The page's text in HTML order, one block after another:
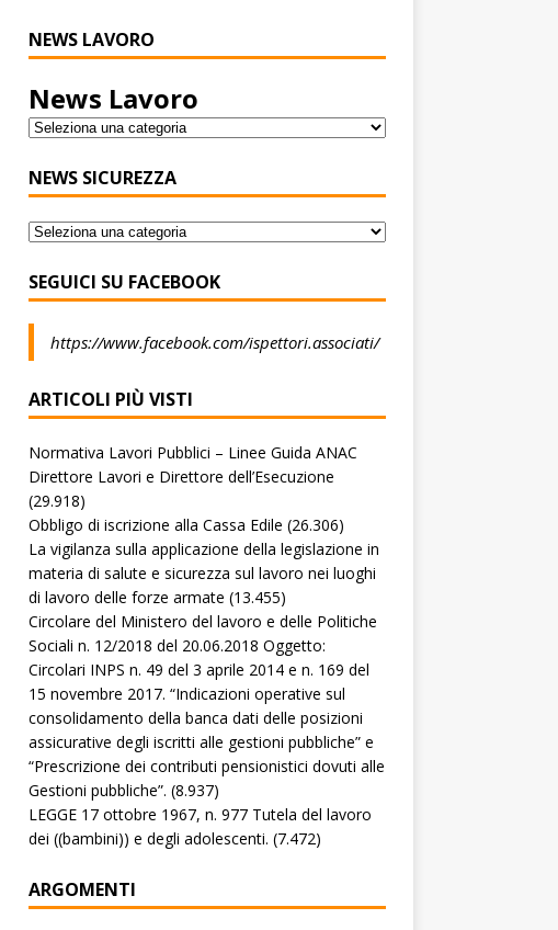
NEWS LAVORO
News Lavoro
NEWS SICUREZZA
SEGUICI SU FACEBOOK
https://www.facebook.com/ispettori.associati/
ARTICOLI PIÙ VISTI
Normativa Lavori Pubblici – Linee Guida ANAC
Direttore Lavori e Direttore dell’Esecuzione
(29.918)
Obbligo di iscrizione alla Cassa Edile (26.306)
La vigilanza sulla applicazione della legislazione in
materia di salute e sicurezza sul lavoro nei luoghi
di lavoro delle forze armate (13.455)
Circolare del Ministero del lavoro e delle Politiche
Sociali n. 12/2018 del 20.06.2018 Oggetto:
Circolari INPS n. 49 del 3 aprile 2014 e n. 169 del
15 novembre 2017. “Indicazioni operative sul
consolidamento della banca dati delle posizioni
assicurative degli iscritti alle gestioni pubbliche” e
“Prescrizione dei contributi pensionistici dovuti alle
Gestioni pubbliche”. (8.937)
LEGGE 17 ottobre 1967, n. 977 Tutela del lavoro
dei ((bambini)) e degli adolescenti. (7.472)
ARGOMENTI